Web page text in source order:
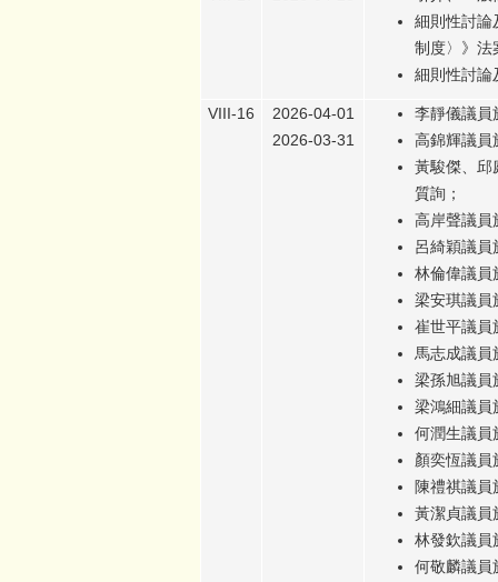
細則性討論
制度〉》法
細則性討論
VIII-16
2026-04-01
2026-03-31
李靜儀議員
高錦輝議員
黃駿傑、邱
質詢；
高岸聲議員
呂綺穎議
林倫偉議員
梁安琪議員
崔世平議員
馬志成議
梁孫旭議員
梁鴻細議員
何潤生議員
顏奕恆議
陳禮祺議
黃潔貞議員
林發欽議員
何敬麟議員